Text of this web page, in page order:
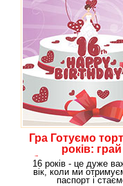
Гра Готуємо
років: грай
безкоштовно
16 років - це дуже
вік, коли ми
паспорт і